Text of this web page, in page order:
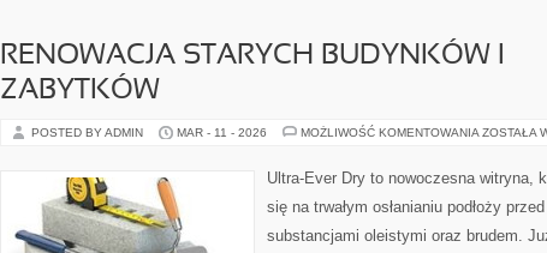
RENOWACJA STARYCH BUDYNKÓW I
ZABYTKÓW
POSTED BY ADMIN MAR - 11 - 2026 MOŻLIWOŚĆ KOMENTOWANIA ZOSTAŁA
Ultra-Ever Dry to nowoczesna witryna,
się na trwałym osłanianiu podłoży
substancjami oleistymi oraz brudem.